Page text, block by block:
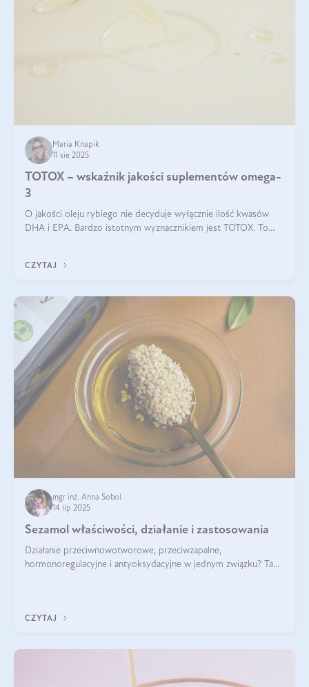
Maria Knapik
11 sie 2025
TOTOX – wskaźnik jakości suplementów omega-
3
O jakości oleju rybiego nie decyduje wyłącznie ilość kwasów
DHA i EPA. Bardzo istotnym wyznacznikiem jest TOTOX. To
CZYTAJ
mgr inż. Anna Sobol
14 lip 2025
Sezamol właściwości, działanie i zastosowania
Działanie przeciwnowotworowe, przeciwzapalne,
hormonoregulacyjne i antyoksydacyjne w jednym związku? Tak
CZYTAJ